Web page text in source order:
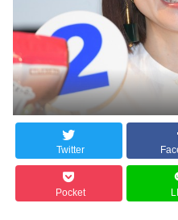
Twitter
Pocket